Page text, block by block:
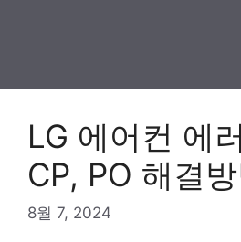
LG 에어컨 에
CP, PO 해결
8월 7, 2024